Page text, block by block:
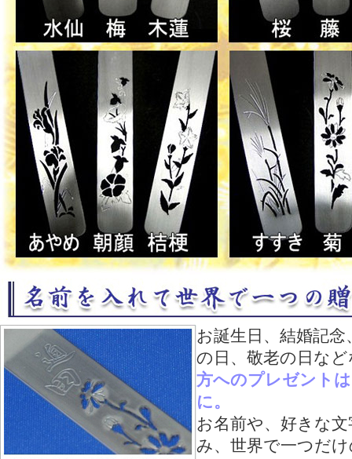
お誕生日、結婚記
の日、敬老の日な
方へのプレゼント
に。
お名前や、好きな
み、世界で一つだ